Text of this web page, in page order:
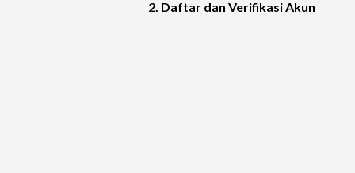
2. Daftar dan Verifikasi Akun